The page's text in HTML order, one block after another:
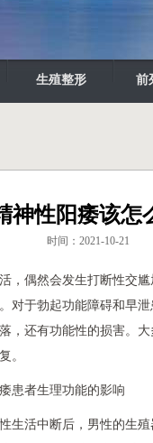
生殖整形 前
神性阳痿该怎
时间：2021-10-21
，偶然会发生打断性交
对于勃起功能障碍和早
，还有功能性的损害。
。
患者生理功能的影响
生活中断后，男性的生